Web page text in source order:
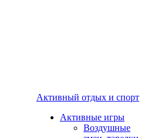
Активный отдых и спорт
Активные игры
Воздушные